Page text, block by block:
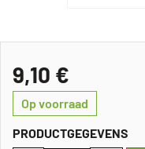
9,10 €
Op voorraad
PRODUCTGEGEVENS